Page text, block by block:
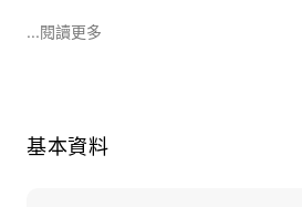
...閱讀更多
基本資料